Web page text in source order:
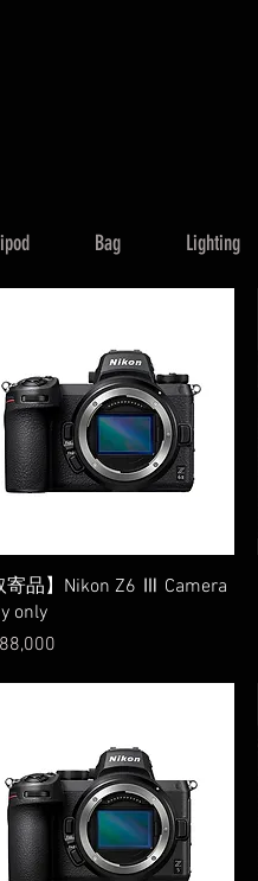
Bag Lighting
クイックビュー
寄品】Nikon Z6 Ⅲ Camera
only